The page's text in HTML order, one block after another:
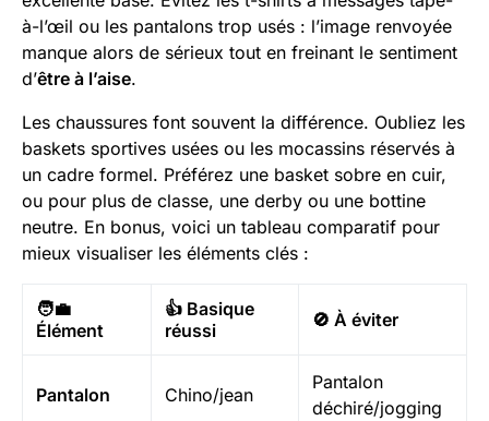
à-l’œil ou les pantalons trop usés : l’image renvoyée
manque alors de sérieux tout en freinant le sentiment
d’être à l’aise.
Les chaussures font souvent la différence. Oubliez les
baskets sportives usées ou les mocassins réservés à
un cadre formel. Préférez une basket sobre en cuir,
ou pour plus de classe, une derby ou une bottine
neutre. En bonus, voici un tableau comparatif pour
mieux visualiser les éléments clés :
🧑‍💼
Élément
👍 Basique
réussi
🚫 À éviter
Pantalon Chino/jean
Pantalon
déchiré/jogging